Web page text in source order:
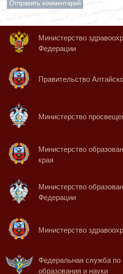
Министерство
Федерации
Правительство
Министерство
Министерство
края
Министерство
Федерации
Министерство
Федеральная служба по
образования и науки